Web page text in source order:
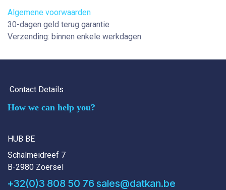
Algemene voorwaarden
30-dagen geld terug garantie
Verzending: binnen enkele werkdagen
Contact Details
How we can help you?
HUB BE
Schalmeidreef 7
B-2980 Zoersel
+32(0)3 808 50 76 sales@datkan.be